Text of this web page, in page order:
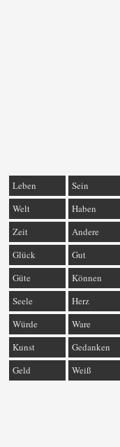
Leben Sein
Welt
Haben
Zeit
Andere
Glück
Gut
Güte
Können
Seele
Herz
Würde
Ware
Kunst
Gedanken
Geld
Weiß